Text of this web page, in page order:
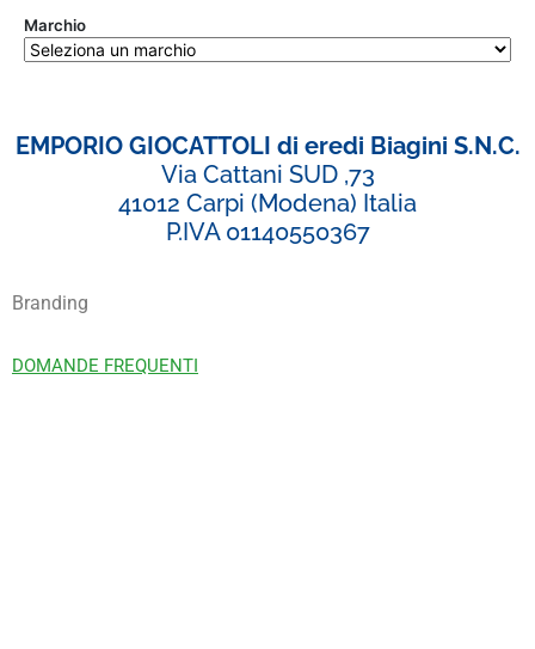
Marchio
EMPORIO GIOCATTOLI di eredi Biagini S.N.C.
Via Cattani SUD ,73
41012 Carpi (Modena) Italia
P.IVA 01140550367
Branding
DOMANDE FREQUENTI